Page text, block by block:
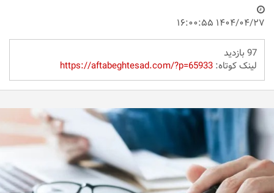
۱۴۰۴/۰۴/۲۷ ۱۶:۰۰:۵۵
97 بازدید
لینک کوتاه:https://aftabeghtesad.com/?p=65933